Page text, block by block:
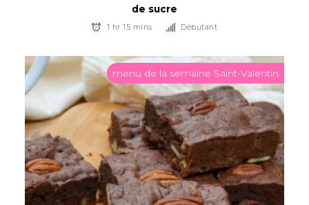
de sucre
1 hr 15 mins Débutant
menu de la semaine Saint-Valentin